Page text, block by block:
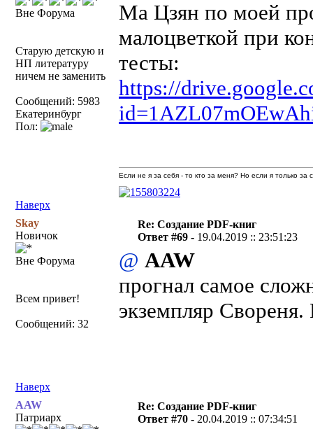
Вне Форума
Старую детскую и
НП литературу
ничем не заменить
Сообщений: 5983
Екатеринбург
Пол:
Ма Цзян по моей
малоцветкой при
тесты:
https://
Наверх
Если не я за себя - то кто за меня? Но если я только
Skay
Новичок
Вне Форума
Всем привет!
Сообщений: 32
Re: Создание PDF-книг
Ответ #69 - 19.04.2019 :: 23:51:23
@ AAW
прогнал самое
экземпляр Свореня.
Наверх
AAW
Патриарх
Re: Создание PDF-книг
Ответ #70 - 20.04.2019 :: 07:34:51